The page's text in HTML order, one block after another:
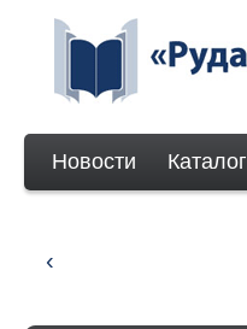
Новости Каталог